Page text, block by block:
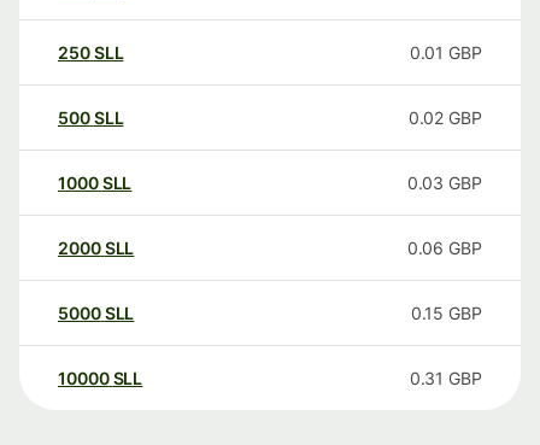
250SLL 0.01 GBP
500SLL 0.02 GBP
1000SLL 0.03 GBP
2000SLL 0.06 GBP
5000SLL 0.15 GBP
10000 SLL 0.31 GBP